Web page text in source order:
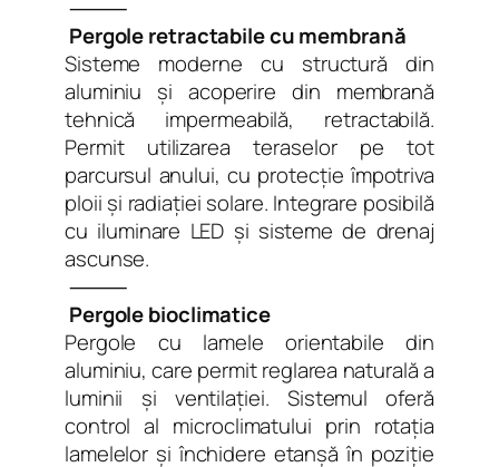
⸻
Pergole retractabile cu membrană
Sisteme moderne cu structură din
aluminiu și acoperire din membrană
tehnică impermeabilă, retractabilă.
Permit utilizarea teraselor pe tot
parcursul anului, cu protecție împotriva
ploii și radiației solare. Integrare posibilă
cu iluminare LED și sisteme de drenaj
ascunse.
⸻
Pergole bioclimatice
Pergole cu lamele orientabile din
aluminiu, care permit reglarea naturală a
luminii și ventilației. Sistemul oferă
control al microclimatului prin rotația
lamelelor și închidere etanșă în poziție